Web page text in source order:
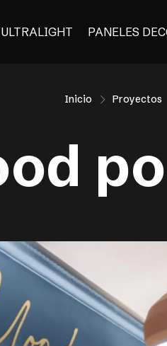
ULTRALIGHT PANELES
Inicio Proyectos